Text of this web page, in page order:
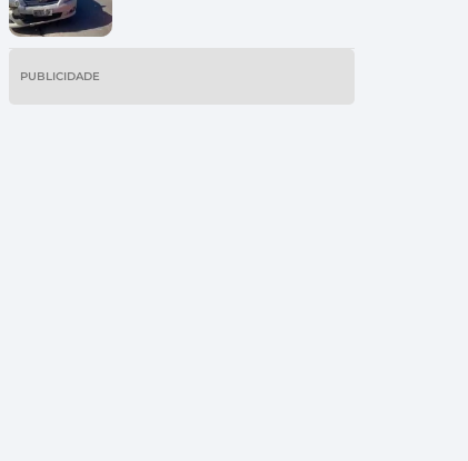
PUBLICIDADE